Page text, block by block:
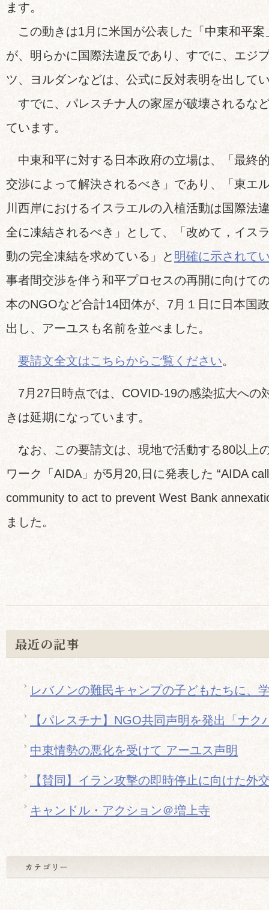
ます。
この動きは1月に米国が公表した「中東和平案
が、明らかに国際法違反であり、すでに、エジ
ツ、ヨルダンなどは、公式に反対表明を出して
すでに、パレスチナ人の家屋が破壊されるな
ています。
中東和平に対する日本政府の立場は、「最終
交渉によって解決されるべき」であり、「東エ
川西岸におけるイスラエルの入植活動は国際法
全に凍結されるべき」として、「改めて，イス
動の完全凍結を求めている」と 明確に示されて
事者間交渉を伴う和平プロセスの再開に向けて
本のNGOなど合計14団体が、7月１日に日本国
出し、アーユスも名前を並べました。
要請文全文はこちらからご覧ください。
7月27日時点では、COVID-19の感染拡大への
きは延期になっています。
なお、この要請文は、現地で活動する80以上
ワーク「AIDA」が5月20,日に発表した “AIDA
community to act to prevent West Bank
ました。
最近の記事
レバノンの難民キャンプの子どもたちに、
【パレスチナ】NGO共同声明を発出「ナク
中東情勢の悪化を受けて アーユス声明
【賛同】イラン攻撃の即時停止に向けた外
キャンドル・アクション＠増上寺